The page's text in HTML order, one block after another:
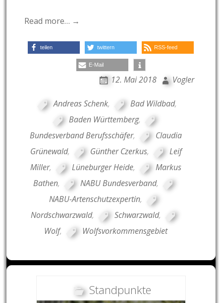
Read more… →
teilen twittern RSS-feed
E-Mail
12. Mai 2018 Vogler
Andreas Schenk, Bad Wildbad,
Baden Württemberg,
Bundesverband Berufsschäfer,
Claudia
Grünewald, Günther Czerkus,
Leif
Miller, Lüneburger Heide,
Markus
Bathen, NABU Bundesverband,
NABU-Artenschutzexpertin,
Nordschwarzwald, Schwarzwald,
Wolf, Wolfsvorkommensgebiet
Standpunkte